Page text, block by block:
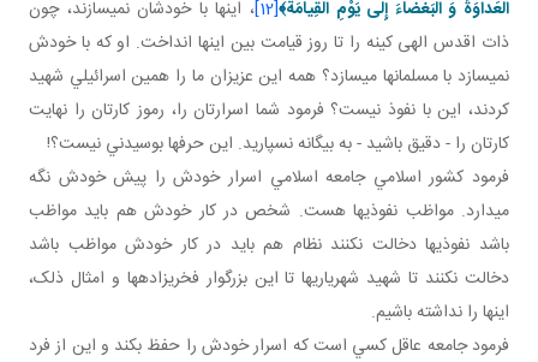
الْعَداوَةَ وَ الْبَغْضاءَ إِلى‏ يَوْمِ الْقِيامَة﴾[12]
، اينها با خودشان نمي سازند، چون
ذات اقدس الهی کينه را تا روز قيامت بين اينها انداخت. او که با خودش
نمي سازد با مسلمان ها مي سازد؟ همه اين عزيزان ما را همين اسرائيلي شهيد
کردند، اين با نفوذ نيست؟ فرمود شما اسرارتان را، رموز کارتان را نهايت
کارتان را - دقيق باشيد - به بيگانه نسپاريد. اين حرف ها بوسيدني نيست؟!
فرمود کشور اسلامي جامعه اسلامي اسرار خودش را پيش خودش نگه
مي دارد. مواظب نفوذي ها هست. شخص در کار خودش هم بايد مواظب
باشد نفوذي ها دخالت نکنند نظام هم بايد در کار خودش مواظب باشد
دخالت نکنند تا شهيد شهرياري ها تا اين بزرگوار فخري زاده ها و امثال ذلک،
اينها را نداشته باشيم.
فرمود جامعه عاقل کسي است که اسرار خودش را حفظ بکند و اين از فرد